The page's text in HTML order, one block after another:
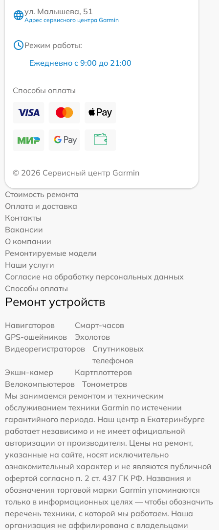
ул. Малышева, 51
Адрес сервисного центра Garmin
Режим работы:
Ежедневно с 9:00 до 21:00
Способы оплаты
© 2026 Сервисный центр Garmin
Стоимость ремонта
Оплата и доставка
Контакты
Вакансии
О компании
Ремонтируемые модели
Наши услуги
Согласие на обработку персональных данных
Способы оплаты
Ремонт устройств
Навигаторов
Смарт-часов
GPS-ошейников
Эхолотов
Видеорегистраторов
Спутниковых
телефонов
Экшн-камер
Картплоттеров
Велокомпьютеров
Тонометров
Мы занимаемся ремонтом и техническим
обслуживанием техники Garmin по истечении
гарантийного периода. Наш центр в Екатеринбурге
работает независимо и не имеет официальной
авторизации от производителя. Цены на ремонт,
указанные на сайте, носят исключительно
ознакомительный характер и не являются публичной
офертой согласно п. 2 ст. 437 ГК РФ. Названия и
обозначения торговой марки Garmin упоминаются
только в информационных целях — чтобы обозначить
перечень техники, с которой мы работаем. Наша
организация не аффилирована с владельцами